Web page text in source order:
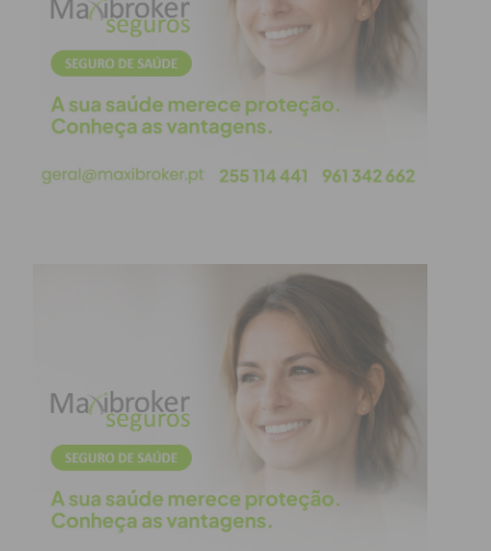
Subscreva a newsletter do
Imediato
Assine nossa newsletter por e-mail e